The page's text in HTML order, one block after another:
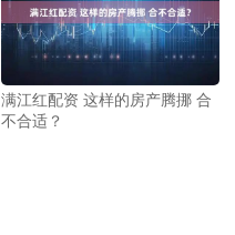
满江红配资 这样的房产腾挪 合
不合适？